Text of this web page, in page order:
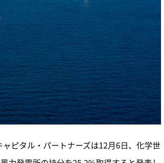
ピタル・パートナーズは12月6日、化学世